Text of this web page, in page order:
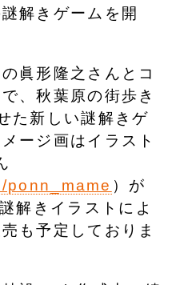
解きゲームを開
眞形隆之さんとコ
、秋葉原の街歩き
た新しい謎解きゲ
ージ画はイラスト
）が
解きイラストによ
も予定しておりま